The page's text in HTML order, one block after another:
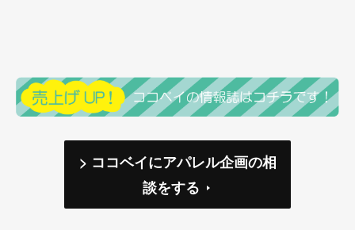
> ココベイにアパレル企画の相
談をする